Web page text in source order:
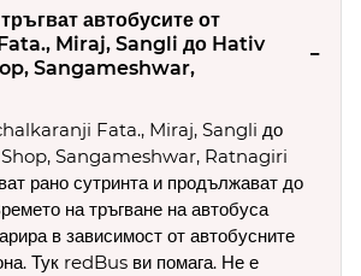
автобусите от
Miraj, Sangli до Hativ
Sangameshwar,
Fata., Miraj, Sangli до
Sangameshwar, Ratnagiri
рано сутринта и продължават до
на тръгване на автобуса
в зависимост от автобусните
Тук redBus ви помага. Не е